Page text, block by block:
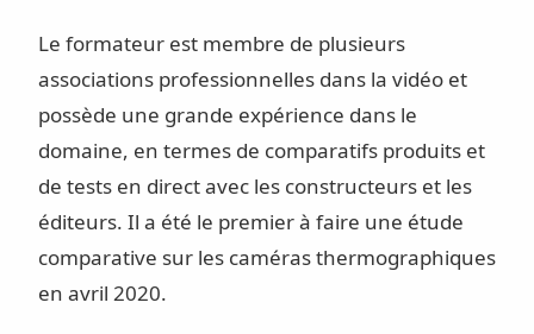
Le formateur est membre de plusieurs
associations professionnelles dans la vidéo et
possède une grande expérience dans le
domaine, en termes de comparatifs produits et
de tests en direct avec les constructeurs et les
éditeurs. Il a été le premier à faire une étude
comparative sur les caméras thermographiques
en avril 2020.